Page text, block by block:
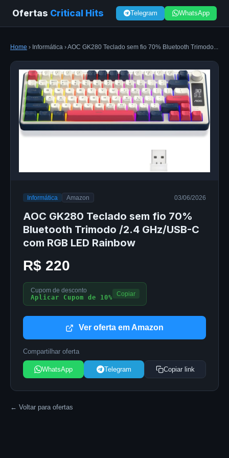
Ofertas Critical Hits Telegram WhatsApp
Home › Informática › AOC GK280 Teclado sem fio 70% Bluetooth Trimodo...
Informática Amazon 03/06/2026
AOC GK280 Teclado sem fio 70%
Bluetooth Trimodo /2.4 GHz/USB-C
com RGB LED Rainbow
R$ 220
Cupom de desconto
Aplicar Cupom de 10%
Copiar
Ver oferta em Amazon
Compartilhar oferta
WhatsApp Telegram Copiar link
← Voltar para ofertas